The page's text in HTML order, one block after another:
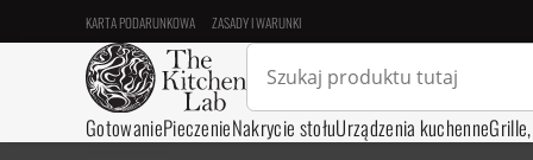
KARTA PODARUNKOWA ZASADY I WARUNKI
GotowaniePieczenieNakrycie stołuUrządzenia kuchenne